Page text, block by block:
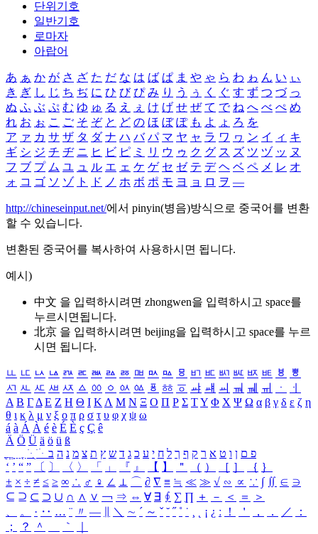
단위기호
일반기호
로마자
아랍어
あ ぁ か が さ ざ た だ な は ば ぱ ま や ゃ ら わ ゎ ん い ぃ
き ぎ し じ ち ぢ に ひ び ぴ み り う ぅ く ぐ す ず つ づ っ
ぬ ふ ぶ ぷ む ゆ ゅ る え ぇ け げ せ ぜ て で ね へ べ ぺ め
れ お ぉ こ ご そ ぞ と ど の ほ ぼ ぽ も よ ょ ろ を
ア ァ カ サ ザ タ ダ ナ ハ バ パ マ ヤ ャ ラ ワ ヮ ン イ ィ キ
ギ シ ジ チ ヂ ニ ヒ ビ ピ ミ リ ウ ゥ ク グ ス ズ ツ ヅ ッ ヌ
フ ブ プ ム ユ ュ ル エ ェ ケ ゲ セ ゼ テ デ ヘ ベ ペ メ レ オ
ォ コ ゴ ソ ゾ ト ド ノ ホ ボ ポ モ ヨ ョ ロ ヲ ―
http://chineseinput.net/에서 pinyin(병음)방식으로 중국어를 변환
할 수 있습니다.
변환된 중국어를 복사하여 사용하시면 됩니다.
예시)
中文 을 입력하시려면 zhongwen을 입력하시고 space를
누르시면됩니다.
北京 을 입력하시려면 beijing을 입력하시고 space를 누르
시면 됩니다.
ㅥ ㅦ ㅧ ㅨ ㅩ ㅪ ㅫ ㅬ ㅭ ㅮ ㅯ ㅰ ㅱ ㅲ ㅳ ㅴ ㅵ ㅶ ㅷ ㅸ
ㅹ
ㅺ ㅻ ㅼ ㅽ ㅾ ㅿ ㆀ ㆁ ㆂ ㆃ ㆄ ㆅ ㆆ ㆇ ㆈ ㆉ ㆊ ㆋ ㆌ ㆍ
ㆎ
Α Β ΓΔ Ε Ζ Η Θ Ι ΚΛ Μ Ν Ξ Ο Π Ρ Σ ΤΥ Φ Χ Ψ Ω α β γ δ ε ζ η
θ ι κ λ μ ν ξ ο π ρ σ τ υ φ χ ψ ω
á à Á À é è É È ç Ç ê
Ä Ö Ü ä ö ü ß
ִֶֹ ֻּ ׁׂ פ ם ן ו ט א ר ק ף ך ל ח י ע כ ג ד ש ץ ת צ מ נ ה ב
‘ ’ “ ” 〔 〕 〈 〉 「 」 『 』 【 】 ＂ （ ） ［ ］ ｛ ｝
± × ÷ ≠ ≤ ≥ ∞ ∴ ♂ ♀ ∠ ⊥ ⌒ ∂ ∇ ≡ ≒ ≪ ≫ √ ∽ ∝ ∵ ∫ ∬ ∈ ∋
⊆ ⊇ ⊂ ⊃ ∪ ∩ ∧ ∨ ￢ ⇒ ⇔ ∀ ∃ ∮ ∑ ∏ ＋ － ＜ ＝
＞
、
。 · ‥ … ¨ 〃 ― ＼ ∼ ´ ～ ˇ ˘ ˝ ˚ ˙ ¸ ¡ ¿ ː ！ ＇ ， ． ／
：
；
？ ＾ ｀